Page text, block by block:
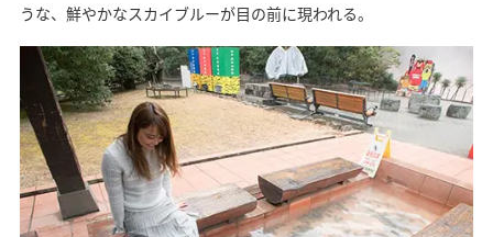
うな、鮮やかなスカイブルーが目の前に現われる。